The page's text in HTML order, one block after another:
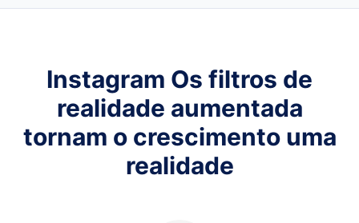
Instagram Os filtros de
realidade aumentada
tornam o crescimento uma
realidade